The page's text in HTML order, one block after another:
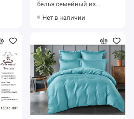
белья семейный из
50х70 2 шт и с
Нет в наличии